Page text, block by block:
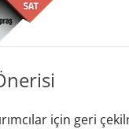
için geri